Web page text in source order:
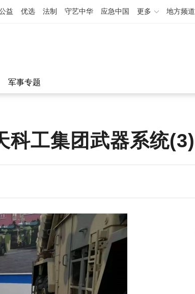
益 优选 法制 守艺中华 应急中国 更多 地方频道
军事专题
工集团武器系统(3)